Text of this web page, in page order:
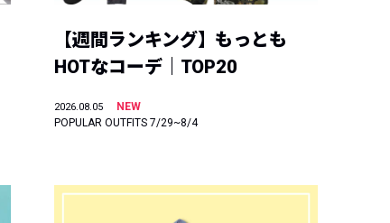
【週間ランキング】もっとも
HOTなコーデ｜TOP20
2026.08.05
NEW
POPULAR OUTFITS 7/29~8/4